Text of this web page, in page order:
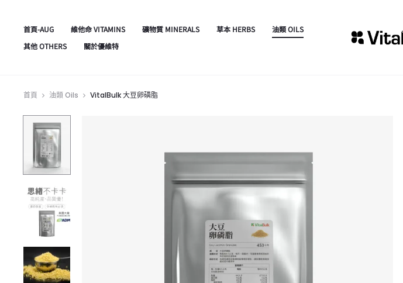
首頁-AUG 維他命 VITAMINS 礦物質 MINERALS 草本 HERBS
油類 OILS
其他 OTHERS
關於優維特
首頁 油類 Oils VitalBulk 大豆卵磷脂